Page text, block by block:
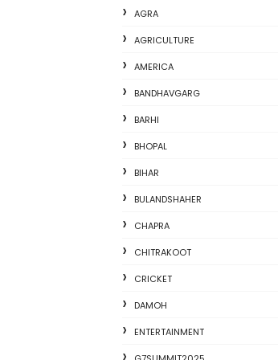
AGRA
AGRICULTURE
AMERICA
BANDHAVGARG
BARHI
BHOPAL
BIHAR
BULANDSHAHER
CHAPRA
CHITRAKOOT
CRICKET
DAMOH
ENTERTAINMENT